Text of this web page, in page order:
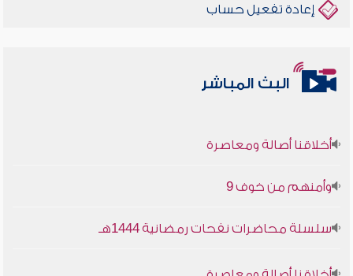
إعادة تفعيل حساب
البث المباشر
أخلاقنا أصالة ومعاصرة
وأمنهم من خوف 9
سلسلة محاضرات نفحات رمضانية 1444هـ
أخلاقنا أصالة ومعاصرة